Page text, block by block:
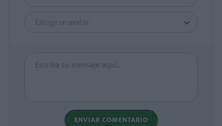
Escoge un avatar
ENVIAR COMENTARIO